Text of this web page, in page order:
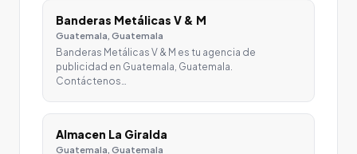
Banderas Metálicas V & M
Guatemala, Guatemala
Banderas Metálicas V & M es tu agencia de
publicidad en Guatemala, Guatemala.
Contáctenos…
Almacen La Giralda
Guatemala, Guatemala